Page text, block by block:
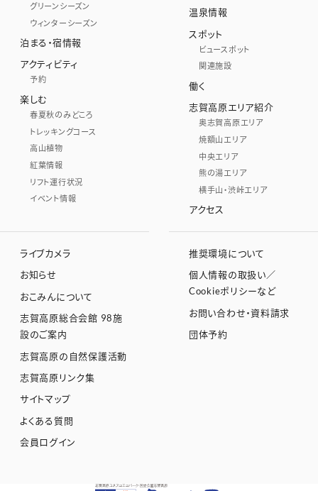
グリーンシーズン
ウィンターシーズン
泊まる・宿情報
アクティビティ
予約
楽しむ
春夏秋のみどころ
トレッキングコース
高山植物
紅葉情報
リフト運行状況
イベント情報
温泉情報
スポット
ビュースポット
関連施設
働く
志賀高原エリア紹介
奥志賀高原エリア
焼額山エリア
中央エリア
熊の湯エリア
横手山・渋峠エリア
アクセス
ライブカメラ
お知らせ
おこみんについて
志賀高原総合会館 98施
設のご案内
志賀高原の自然保護活動
志賀高原リンク集
サイトマップ
よくある質問
会員ログイン
推奨環境について
個人情報の取扱い／
Cookieポリシーなど
お問い合わせ・資料請求
団体予約